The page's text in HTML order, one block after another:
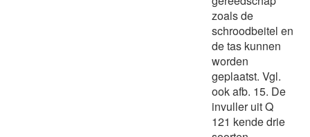
zoals de
schroodbeitel en
de tas kunnen
worden
geplaatst. Vgl.
ook afb. 15. De
invuller uit Q
121 kende drie